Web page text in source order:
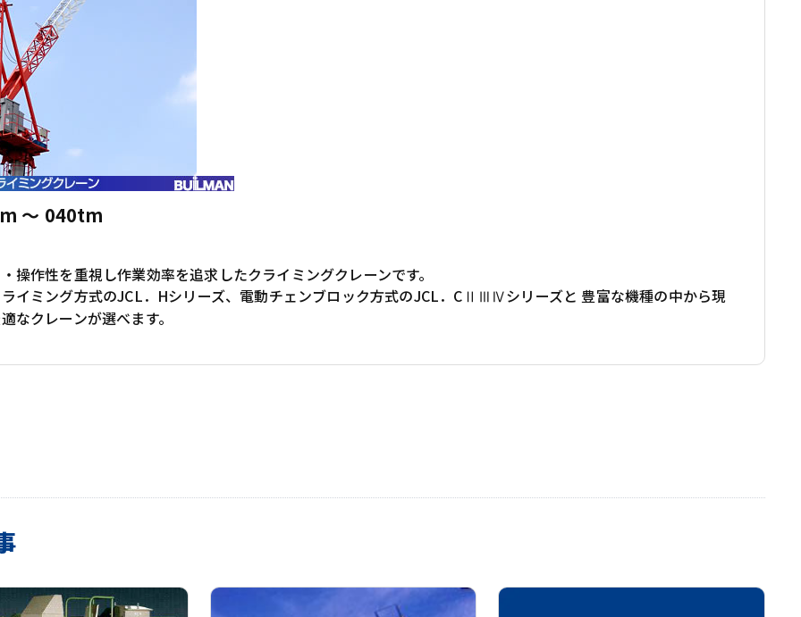
～ 040tm
操作性を重視し作業効率を追求したクライミングクレーンです。
イミング方式のJCL．Hシリーズ、電動チェンブロック方式のJCL．CⅡⅢⅣシリーズと 豊富な機種の中から現
なクレーンが選べます。